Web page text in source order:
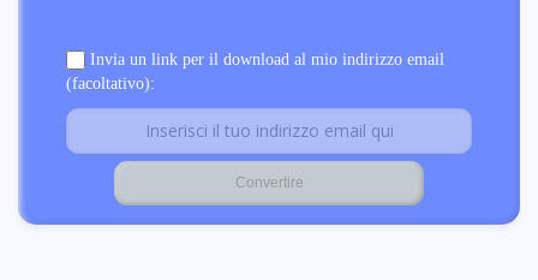
Invia un link per il download al mio indirizzo email
(facoltativo):